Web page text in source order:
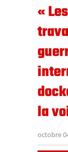
«
la
octobre